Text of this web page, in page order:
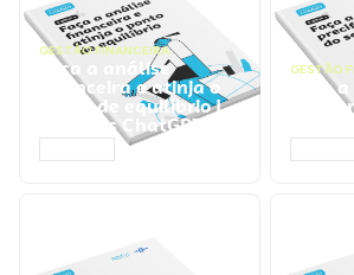
GESTÃO FINANCEIRA
Faça a análise
financeira e atinja o
ponto de equilíbrio |
Prompts ChatGPT
GESTÃO
Faça
seu